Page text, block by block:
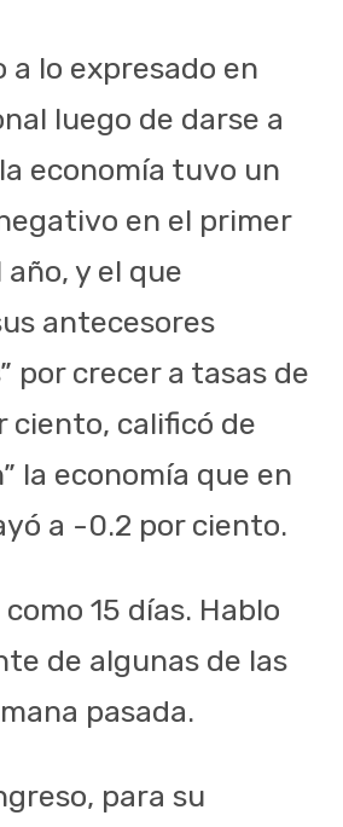
a lo expresado en
luego de darse a
economía tuvo un
en el primer
y el que
antecesores
por crecer a tasas de
ciento, calificó de
la economía que en
a -0.2 por ciento.
15 días. Hablo
de algunas de las
pasada.
para su